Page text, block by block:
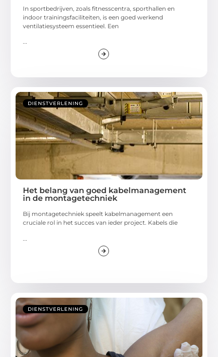
In sportbedrijven, zoals fitnesscentra, sporthallen en
indoor trainingsfaciliteiten, is een goed werkend
ventilatiesysteem essentieel. Een
...
DIENSTVERLENING
Het belang van goed kabelmanagement
in de montagetechniek
Bij montagetechniek speelt kabelmanagement een
cruciale rol in het succes van ieder project. Kabels die
DIENSTVERLENING